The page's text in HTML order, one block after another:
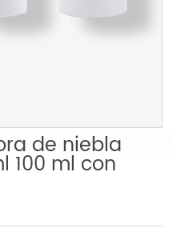
de niebla
100 ml con